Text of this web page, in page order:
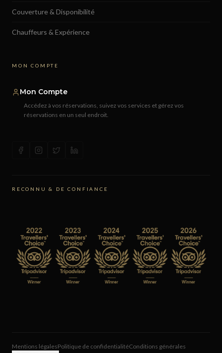
Couverture & Disponibilité
Chauffeurs & Expérience
MON COMPTE
Mon Compte
Accédez à vos réservations, suivez vos services et gérez vos
réservations en un seul endroit.
RECONNU & DE CONFIANCE
Mentions légalesPolitique de confidentialitéConditions générales